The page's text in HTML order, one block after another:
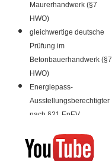
Maurerhandwerk (§7
HWO)
gleichwertige deutsche
Prüfung im
Betonbauerhandwerk (§7
HWO)
Energiepass-
Ausstellungsberechtigter
nach §21 EnEV